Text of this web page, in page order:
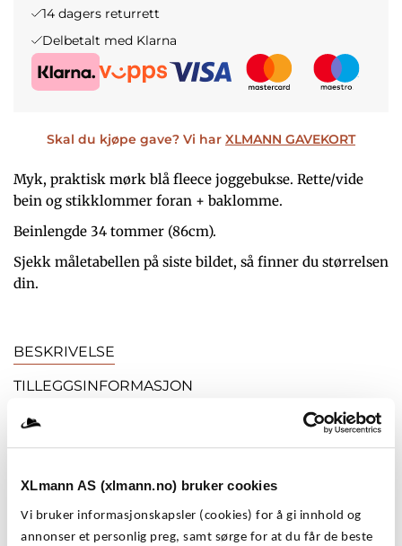
XLmann AS (xlmann.no) bruker cookies
Vi bruker informasjonskapsler (cookies) for å gi innhold og
annonser et personlig preg, samt sørge for at du får de beste
Myk, praktisk mørk blå fleece joggebukse. Rette/vide
bein og stikklommer foran + baklomme.
Beinlengde 34 tommer (86cm).
Sjekk måletabellen på siste bildet, så finner du størrelsen
din.
V
A
R
:
R
6
9
:
K
R
4
9
14 dagers returrett
Delbetalt med Klarna
Skal du kjøpe gave? Vi har XLMANN GAVEKORT
BESKRIVELSE
TILLEGGSINFORMASJON
OMTALER
NORTH Latitude Fleece Joggebukse i store størrelser til
og gnisser, men har løs og ledig passform. Rette bein
med mansjetter nederst, snøring i livet.